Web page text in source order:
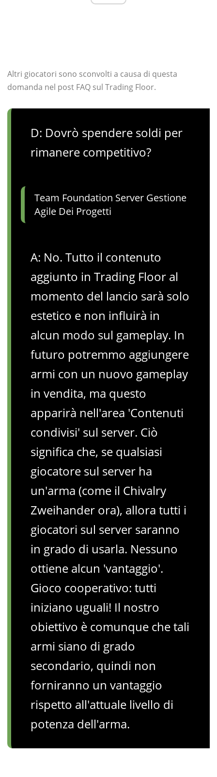
Altri giocatori sono sconvolti a causa di questa
domanda nel post FAQ sul Trading Floor.
D: Dovrò spendere soldi per
rimanere competitivo?
Team Foundation Server Gestione
Agile Dei Progetti
A: No. Tutto il contenuto
aggiunto in Trading Floor al
momento del lancio sarà solo
estetico e non influirà in
alcun modo sul gameplay. In
futuro potremmo aggiungere
armi con un nuovo gameplay
in vendita, ma questo
apparirà nell'area 'Contenuti
condivisi' sul server. Ciò
significa che, se qualsiasi
giocatore sul server ha
un'arma (come il Chivalry
Zweihander ora), allora tutti i
giocatori sul server saranno
in grado di usarla. Nessuno
ottiene alcun 'vantaggio'.
Gioco cooperativo: tutti
iniziano uguali! Il nostro
obiettivo è comunque che tali
armi siano di grado
secondario, quindi non
forniranno un vantaggio
rispetto all'attuale livello di
potenza dell'arma.